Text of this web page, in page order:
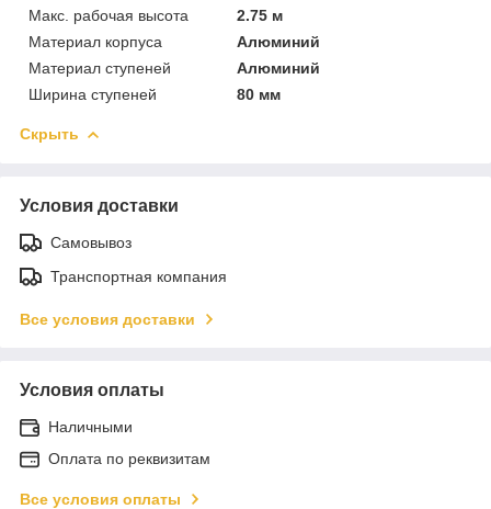
Макс. рабочая высота
2.75 м
Материал корпуса
Алюминий
Материал ступеней
Алюминий
Ширина ступеней
80 мм
Скрыть
Условия доставки
Самовывоз
Транспортная компания
Все условия доставки
Условия оплаты
Наличными
Оплата по реквизитам
Все условия оплаты